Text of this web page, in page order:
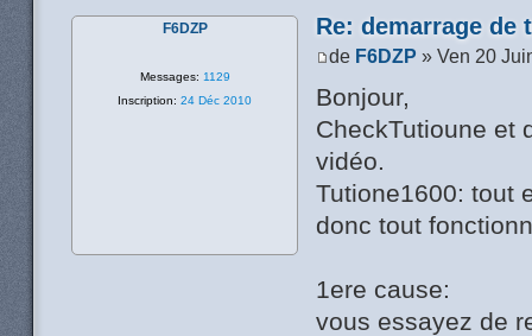
Re: demarrage de
de F6DZP » Ven 20
Bonjour,
CheckTutioune et
vidéo.
Tutione1600: tout
donc tout
1ere cause:
vous essayez de
F6DZP
Messages: 1129
Inscription: 24 Déc 2010